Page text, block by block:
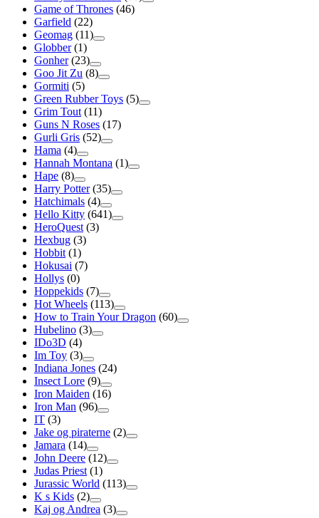
Game of Thrones (46)
Garfield (22)
Geomag (11)
Globber (1)
Gonher (23)
Goo Jit Zu (8)
Gormiti (5)
Green Rubber Toys (5)
Grim Tout (11)
Guns N Roses (17)
Gurli Gris (52)
Hama (4)
Hannah Montana (1)
Hape (8)
Harry Potter (35)
Hatchimals (4)
Hello Kitty (641)
HeroQuest (3)
Hexbug (3)
Hobbit (1)
Hokusai (7)
Hollys (0)
Hoppekids (7)
Hot Wheels (113)
How to Train Your Dragon (60)
Hubelino (3)
IDo3D (4)
Im Toy (3)
Indiana Jones (24)
Insect Lore (9)
Iron Maiden (16)
Iron Man (96)
IT (3)
Jake og piraterne (2)
Jamara (14)
John Deere (12)
Judas Priest (1)
Jurassic World (113)
K s Kids (2)
Kaj og Andrea (3)